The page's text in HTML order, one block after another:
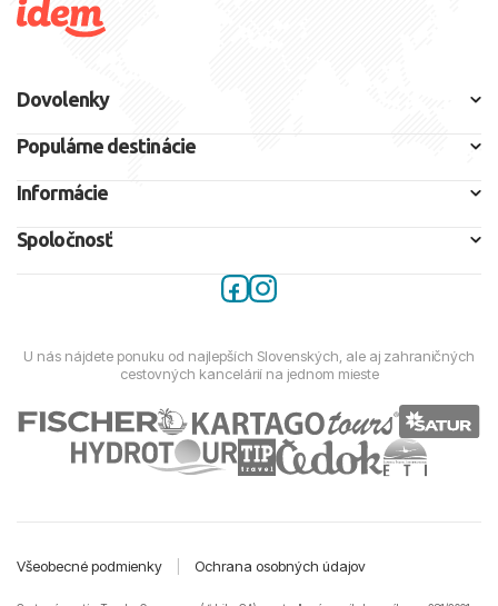
Dovolenky
Populárne destinácie
Informácie
Spoločnosť
U nás nájdete ponuku od najlepších Slovenských, ale aj zahraničných
cestovných kancelárií na jednom mieste
Všeobecné podmienky Ochrana osobných údajov